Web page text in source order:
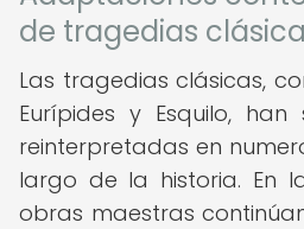
de tragedias
Las tragedias clásicas,
Eurípides y Esquilo,
reinterpretadas en
largo de la historia. En
obras maestras